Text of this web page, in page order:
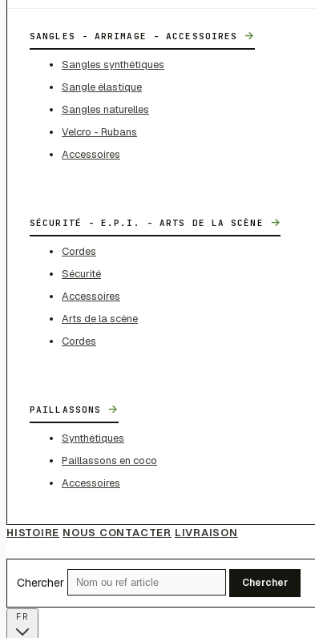
SANGLES - ARRIMAGE - ACCESSOIRES →
Sangles synthétiques
Sangle élastique
Sangles naturelles
Velcro - Rubans
Accessoires
SÉCURITÉ - E.P.I. - ARTS DE LA SCÈNE →
Cordes
Sécurité
Accessoires
Arts de la scène
Cordes
PAILLASSONS →
Synthétiques
Paillassons en coco
Accessoires
HISTOIRE NOUS CONTACTER LIVRAISON
Chercher Chercher